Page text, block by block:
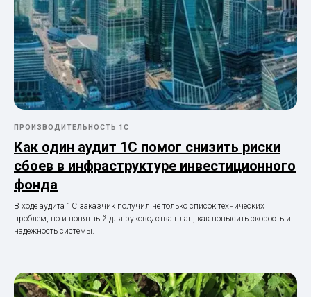
ПРОИЗВОДИТЕЛЬНОСТЬ 1С
Как один аудит 1С помог снизить риски
сбоев в инфраструктуре инвестиционного
фонда
В ходе аудита 1С заказчик получил не только список технических
проблем, но и понятный для руководства план, как повысить скорость и
надёжность системы.